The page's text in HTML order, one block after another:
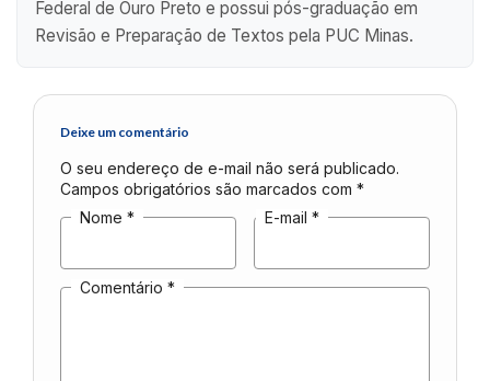
Federal de Ouro Preto e possui pós-graduação em
Revisão e Preparação de Textos pela PUC Minas.
Deixe um comentário
O seu endereço de e-mail não será publicado.
Campos obrigatórios são marcados com *
Nome * E-mail *
Comentário *